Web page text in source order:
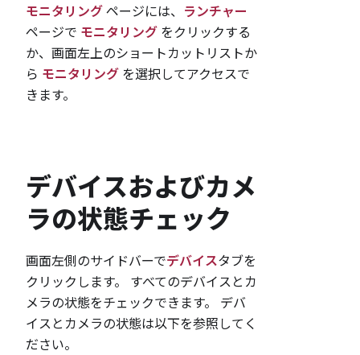
モニタリングページには、 ランチャー
ページで モニタリング をクリックする
か、画面左上のショートカットリストか
ら モニタリング を選択してアクセスで
きます。
デバイスおよびカメ
ラの状態チェック
画面左側のサイドバーでデバイスタブを
クリックします。 すべてのデバイスとカ
メラの状態をチェックできます。 デバ
イスとカメラの状態は以下を参照してく
ださい。